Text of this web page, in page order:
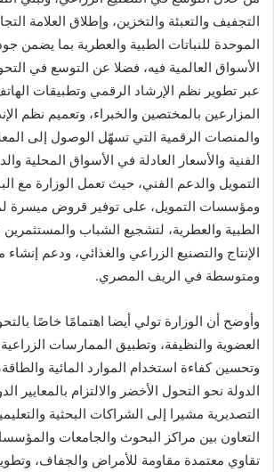
التجفيف والتعبئة والتخزين، وإطلاق العلامة
الموحدة للنباتات الطبية والعطرية بما يضمن
الأسواق العالمية فيه، فضلا عن التوسع في
عبر تطوير نظم الإرشاد الرقمي وتطبيقات
المزارعين بالمختصين والخبراء، وتعميم نظم
والمنصات الرقمية التي تسهّل الوصول إلى
الفنية والأسعار العادلة في الأسواق المحلية
التمويل والدعم الفني، حيث تعمل الوزارة مع
ومؤسسات التمويل، على توفير قروض ميسرة
الطبية والعطرية، لتشجيع الشباب
الإنتاج والتصنيع الزراعي والغذائي، ودعم
ومتوسطة في الريف المصري.
وأوضح أن الوزارة تولي أيضا اهتمامًا خاصًا
وتحسين كفاءة استخدام الموارد المائية
الدولة نحو التحول الأخضر والالتزام بالمعايير
التصديرية مشيرا إلى الشراكات البحثية
التعاون بين مراكز البحوث والجامعات
تقاوي معتمدة مقاومة للأمراض والجفاف،